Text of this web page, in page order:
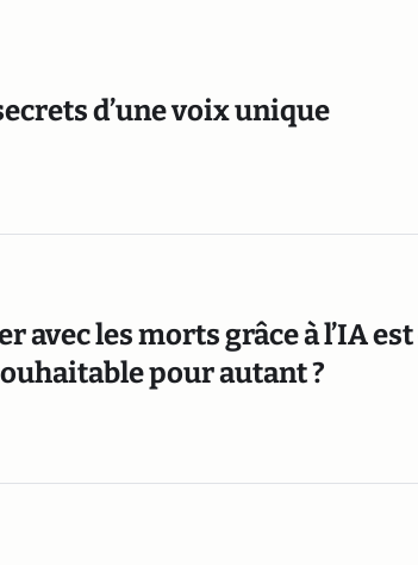
d’une voix unique
avec les morts grâce à l’IA
pour autant ?